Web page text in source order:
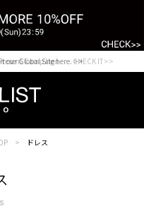
our Global Site here. >>
Present Campaign CHECK IT>>
ドレス